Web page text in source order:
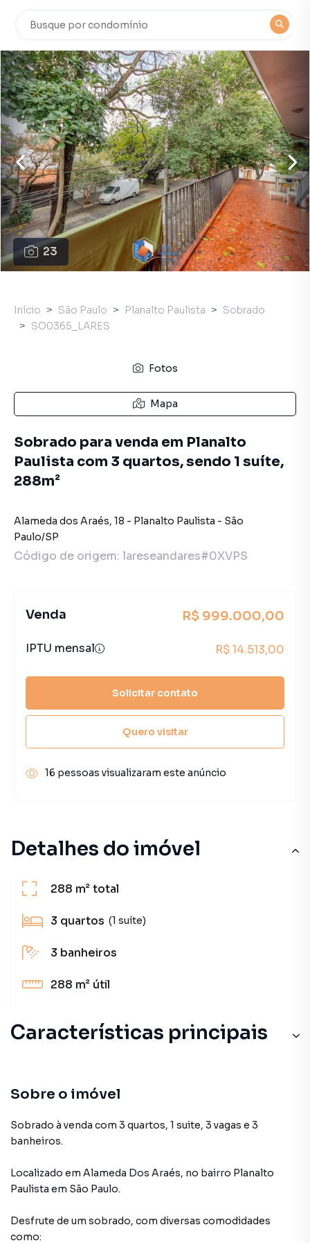
23
Detalhes do imóvel
288 m²total
3 quartos (1 suíte)
3 banheiros
288 m² útil
Características principais
Sobre o imóvel
Sobrado à venda com 3 quartos, 1 suite, 3 vagas e 3
banheiros.
Localizado em Alameda Dos Araés, no bairro Planalto
Paulista em São Paulo.
Desfrute de um sobrado, com diversas comodidades
como:
Início São Paulo Planalto Paulista
Sobrado
SO0365_LARES
Fotos
Mapa
Sobrado para venda em Planalto
Paulista com 3 quartos, sendo 1 suíte,
288m²
Alameda dos Araés, 18 - Planalto Paulista - São
Paulo/SP
Código de origem: lareseandares#0XVPS
Venda R$ 999.000,00
IPTU mensal R$ 14.513,00
Solicitar contato
Quero visitar
16 pessoas visualizaram este anúncio